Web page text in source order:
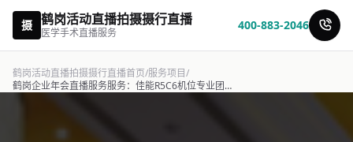
摄 鹤岗活动直播拍摄摄行直播
医学手术直播服务
400-883-2046
鹤岗活动直播拍摄摄行直播首页/服务项目/
鹤岗企业年会直播服务服务：佳能R5C6机位专业团队-摄行直播